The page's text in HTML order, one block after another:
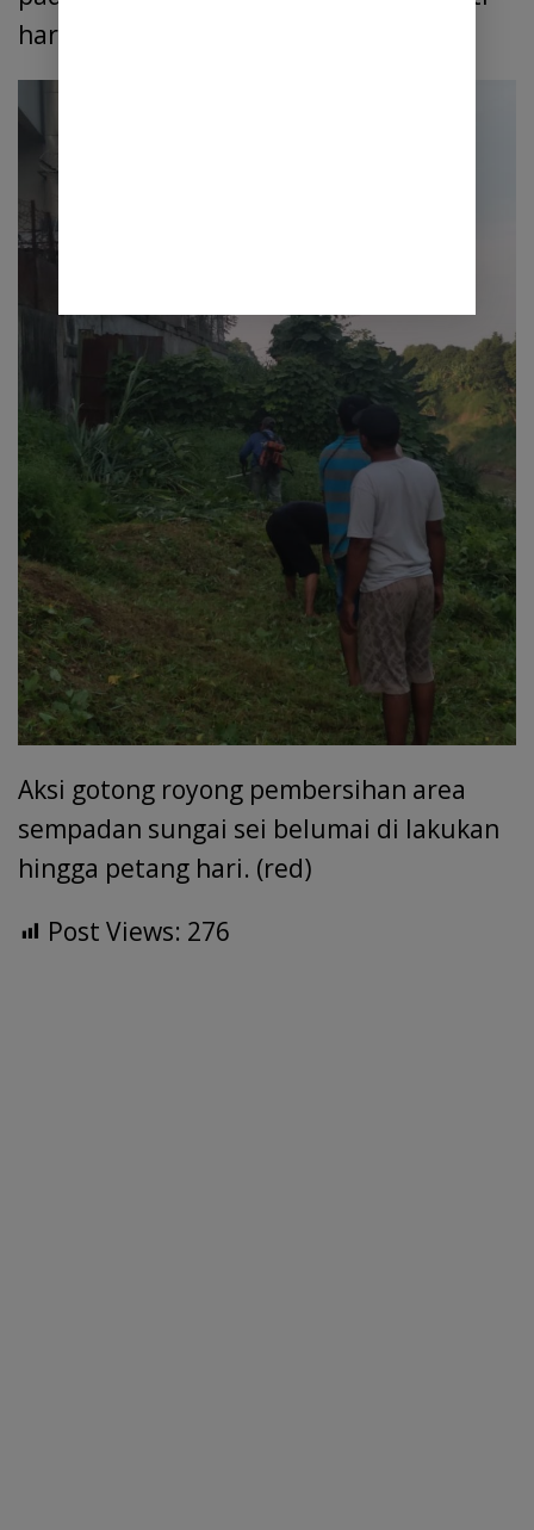
hari penanaman pohon indonesia.
Aksi gotong royong pembersihan area
sempadan sungai sei belumai di lakukan
hingga petang hari. (red)
Post Views: 276